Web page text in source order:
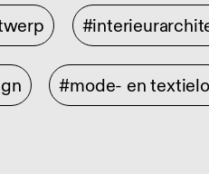
#mode- en